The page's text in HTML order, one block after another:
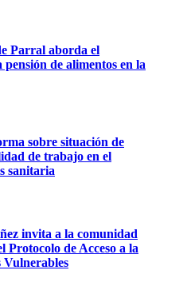
Parral aborda el
de alimentos en la
sobre situación de
de trabajo en el
sanitaria
invita a la comunidad
de Acceso a la
Vulnerables